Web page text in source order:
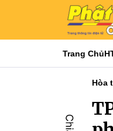
Trang Chủ
Hòa